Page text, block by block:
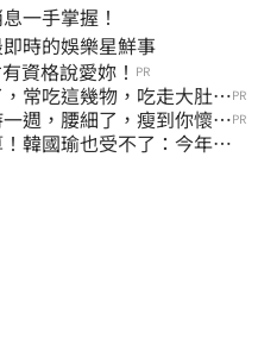
一手掌握！
時的娛樂星鮮事
資格說愛妳！ PR
常吃這幾物，吃走大肚
PR
週，腰細了，瘦到你懷疑PR
韓國瑜也受不了：今年剩4